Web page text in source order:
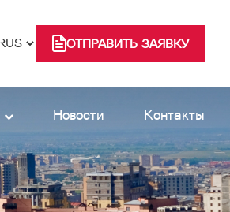
ОТПРАВИТЬ ЗАЯВКУ
Новости Контакты